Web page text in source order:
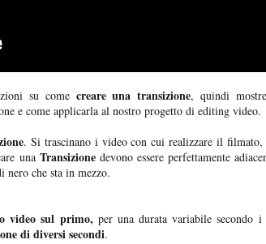
su come creare una transizione, quindi
e come applicarla al nostro progetto di editing video.
. Si trascinano i video con cui realizzare il
una Transizionedevono essere perfettamente
che sta in mezzo.
video sul primo, per una durata variabile secondo
di diversi secondi.